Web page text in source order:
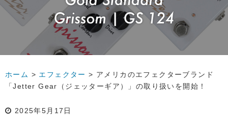
ホーム > エフェクター > アメリカのエフェクターブランド
「Jetter Gear（ジェッターギア）」の取り扱いを開始！
2025年5月17日